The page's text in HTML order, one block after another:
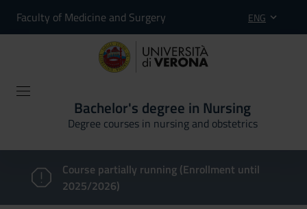
Faculty of Medicine and Surgery ENG
Bachelor's degree in Nursing
Degree courses in nursing and obstetrics
Course partially running (Enrollment until
2025/2026)